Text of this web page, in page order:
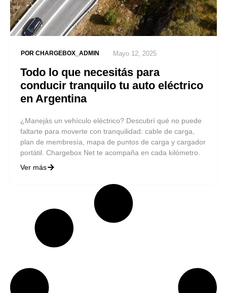
POR CHARGEBOX_ADMIN Mayo 12, 2025
Todo lo que necesitás para
conducir tranquilo tu auto eléctrico
en Argentina
¿Manejás un vehículo eléctrico? Descubrí qué no puede
faltarte para moverte con tranquilidad: cable de carga,
plan de membresía, mapa de puntos de carga y cargador
portátil. Chargebox Net te acompaña en cada kilómetro.
Ver más